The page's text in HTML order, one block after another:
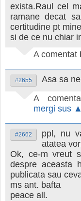
exista.Raul cel
ramane decat
certitudine pt
si de ce nu chiar
A comentat
#2655
Asa sa
A
mergi sus ▲
#2662
ppl, nu
atatea
Ok, ce-m vreut
despre aceasta
publicata sau
ms ant. bafta
peace all.